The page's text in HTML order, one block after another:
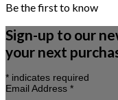
Be the first to know
Sign-up to our
your next
* indicates required
Email Address *